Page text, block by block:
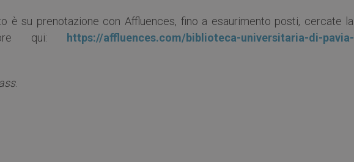
è su prenotazione con Affluences, fino a esaurimento posti, cercate la
qui: https://affluences.com/biblioteca-universitaria-di-pavia-
.